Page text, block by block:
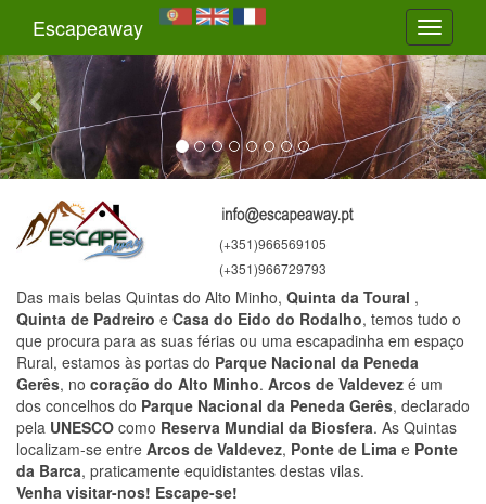
Toggle
Escapeaway
Previous
(+351)966569105
(+351)966729793
Das mais belas Quintas do Alto Minho, Quinta da Toural ,
Quinta de Padreiro e Casa do Eido do Rodalho, temos tudo o
que procura para as suas férias ou uma escapadinha em espaço
Rural, estamos às portas do Parque Nacional da Peneda
Gerês, no coração do Alto Minho. Arcos de Valdevez é um
dos concelhos do Parque Nacional da Peneda Gerês, declarado
pela UNESCO como Reserva Mundial da Biosfera. As Quintas
localizam-se entre Arcos de Valdevez, Ponte de Lima e Ponte
da Barca, praticamente equidistantes destas vilas.
Venha visitar-nos! Escape-se!